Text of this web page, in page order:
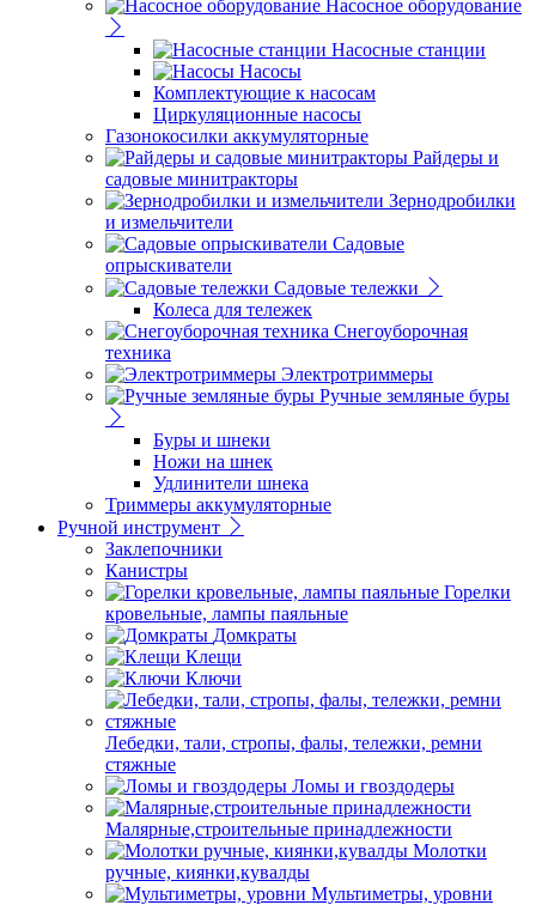
Насосное оборудование
Насосные станции
Насосы
Комплектующие к насосам
Циркуляционные насосы
Газонокосилки аккумуляторные
Райдеры и
садовые минитракторы
Зернодробилки
и измельчители
Садовые
опрыскиватели
Садовые тележки
Колеса для тележек
Снегоуборочная
техника
Электротриммеры
Ручные земляные буры
Буры и шнеки
Ножи на шнек
Удлинители шнека
Триммеры аккумуляторные
Ручной инструмент
Заклепочники
Канистры
Горелки
кровельные, лампы паяльные
Домкраты
Клещи
Ключи
Лебедки, тали, стропы, фалы, тележки, ремни
стяжные
Ломы и гвоздодеры
Малярные,строительные принадлежности
Молотки
ручные, киянки,кувалды
Мультиметры, уровни